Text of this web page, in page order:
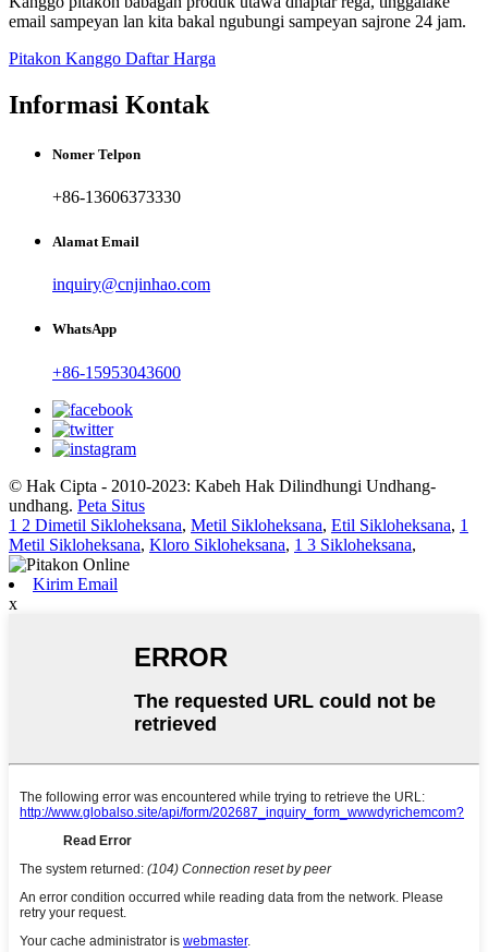
email sampeyan lan kita bakal ngubungi sampeyan sajrone 24 jam.
Pitakon Kanggo Daftar Harga
Informasi Kontak
Nomer Telpon
+86-13606373330
Alamat Email
inquiry@cnjinhao.com
WhatsApp
+86-15953043600
© Hak Cipta - 2010-2023: Kabeh Hak Dilindhungi Undhang-
undhang. Peta Situs
1 2 Dimetil Sikloheksana, Metil Sikloheksana, Etil Sikloheksana, 1
Metil Sikloheksana, Kloro Sikloheksana, 1 3 Sikloheksana,
Kirim Email
x